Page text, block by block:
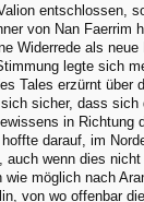
entschlossen,
von Nan Faerrim
Widerrede als neue
legte sich
Tales erzürnt über
sicher, dass sich
in Richtung
darauf, im
auch wenn dies
wie möglich nach
von wo offenbar